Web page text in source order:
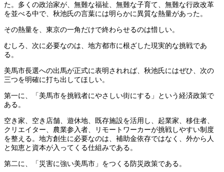
た。多くの政治家が、無難な福祉、無難な子育て、無難な行政改革
を並べる中で、秋池氏の言葉には明らかに異質な熱量があった。
その熱量を、東京の一角だけで終わらせるのは惜しい。
むしろ、次に必要なのは、地方都市に根ざした現実的な挑戦であ
る。
美馬市長選への出馬が正式に表明されれば、秋池氏にはぜひ、次の
三つを明確に打ち出してほしい。
第一に、「美馬市を挑戦者にやさしい街にする」という経済政策で
ある。
空き家、空き店舗、遊休地、既存施設を活用し、起業家、移住者、
クリエイター、農業参入者、リモートワーカーが挑戦しやすい制度
を整える。地方創生に必要なのは、補助金依存ではなく、外から人
と知恵と資本が入ってくる仕組みである。
第二に、「災害に強い美馬市」をつくる防災政策である。